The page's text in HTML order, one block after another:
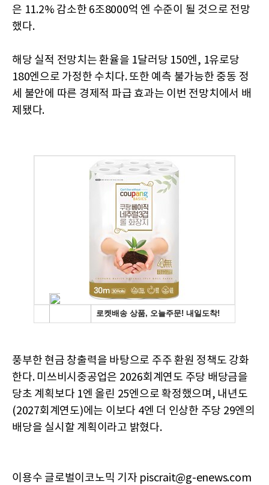
은 11.2% 감소한 6조8000억 엔 수준이 될 것으로 전망
했다.
해당 실적 전망치는 환율을 1달러당 150엔, 1유로당
180엔으로 가정한 수치다. 또한 예측 불가능한 중동 정
세 불안에 따른 경제적 파급 효과는 이번 전망치에서 배
제됐다.
풍부한 현금 창출력을 바탕으로 주주 환원 정책도 강화
한다. 미쓰비시중공업은 2026회계연도 주당 배당금을
당초 계획보다 1엔 올린 25엔으로 확정했으며, 내년도
(2027회계연도)에는 이보다 4엔 더 인상한 주당 29엔의
배당을 실시할 계획이라고 밝혔다.
이용수 글로벌이코노믹 기자 piscrait@g-enews.com